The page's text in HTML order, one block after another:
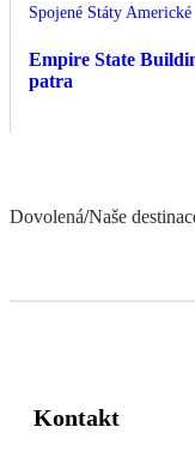
Spojené Státy Americké
Empire State
patra
Dovolená/Naše
Kontakt